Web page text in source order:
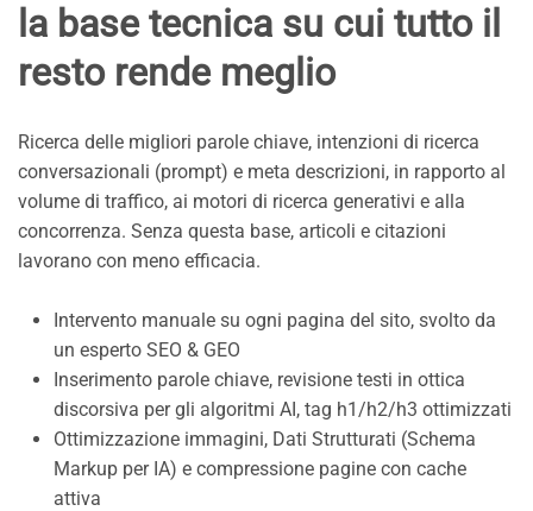
la base tecnica su cui tutto il
resto rende meglio
Ricerca delle migliori parole chiave, intenzioni di ricerca
conversazionali (prompt) e meta descrizioni, in rapporto al
volume di traffico, ai motori di ricerca generativi e alla
concorrenza. Senza questa base, articoli e citazioni
lavorano con meno efficacia.
Intervento manuale su ogni pagina del sito, svolto da
un esperto SEO & GEO
Inserimento parole chiave, revisione testi in ottica
discorsiva per gli algoritmi AI, tag h1/h2/h3 ottimizzati
Ottimizzazione immagini, Dati Strutturati (Schema
Markup per IA) e compressione pagine con cache
attiva